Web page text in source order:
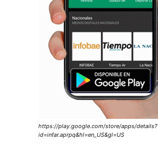
https://play.google.com/store/apps/details?
id=infar.aprpq&hl=en_US&gl=US